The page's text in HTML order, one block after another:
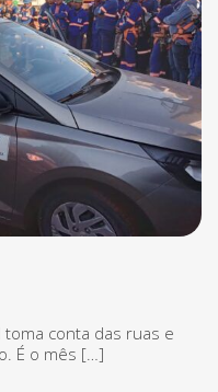
conta das ruas e
É o mês […]